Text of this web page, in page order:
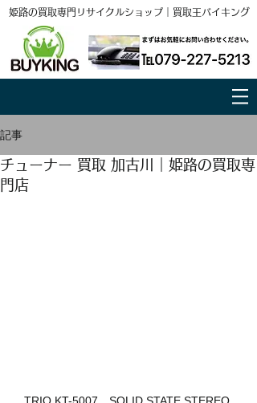
姫路の買取専門リサイクルショップ｜買取王バイキング
記事
チューナー 買取 加古川｜姫路の買取専
門店
TRIO KT-5007　SOLID STATE STEREO